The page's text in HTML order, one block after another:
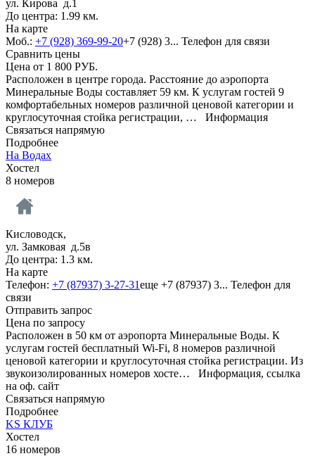
ул. Кирова д.1
До центра: 1.99 км.
На карте
Моб.: +7 (928) 369-99-20+7 (928) 3... Телефон для связи
Сравнить цены
Цена от 1 800 РУБ.
Расположен в центре города. Расстояние до аэропорта
Минеральные Воды составляет 59 км. К услугам гостей 9
комфортабельных номеров различной ценовой категории и
круглосуточная стойка регистрации, … Информация
Связаться напрямую
Подробнее
На Водах
Хостел
8 номеров
Кисловодск,
ул. Замковая д.5в
До центра: 1.3 км.
На карте
Телефон: +7 (87937) 3-27-31еще +7 (87937) 3... Телефон для
связи
Отправить запрос
Цена по запросу
Расположен в 50 км от аэропорта Минеральные Воды. К
услугам гостей бесплатный Wi-Fi, 8 номеров различной
ценовой категории и круглосуточная стойка регистрации. Из
звукоизолированных номеров хосте… Информация, ссылка
на оф. сайт
Связаться напрямую
Подробнее
KS КЛУБ
Хостел
16 номеров